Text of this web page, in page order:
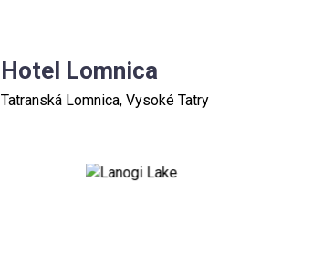
Hotel Lomnica
Tatranská Lomnica, Vysoké Tatry